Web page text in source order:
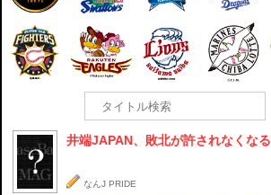
井端JAPAN、敗北が許されなくなる
なんJ PRIDE